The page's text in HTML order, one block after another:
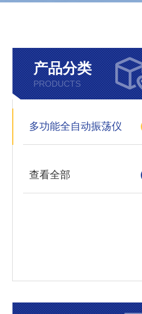
产品分类
PRODUCTS
多功能全自动振荡仪
查看全部